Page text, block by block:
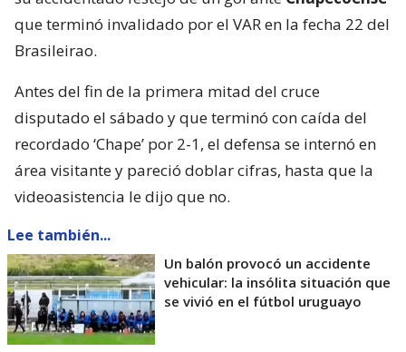
que terminó invalidado por el VAR en la fecha 22 del
Brasileirao.
Antes del fin de la primera mitad del cruce
disputado el sábado y que terminó con caída del
recordado ‘Chape’ por 2-1, el defensa se internó en
área visitante y pareció doblar cifras, hasta que la
videoasistencia le dijo que no.
Lee también...
Un balón provocó un accidente
vehicular: la insólita situación que
se vivió en el fútbol uruguayo